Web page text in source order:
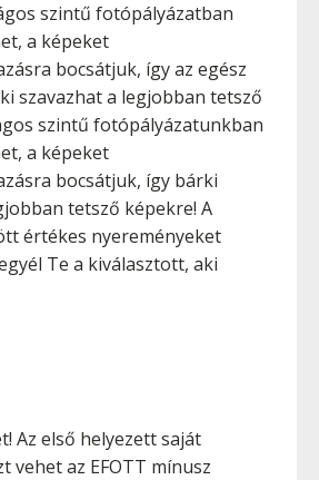
szintű fotópályázatban
a képeket
bocsátjuk, így az egész
szavazhat a legjobban tetsző
szintű fotópályázatunkban
a képeket
bocsátjuk, így bárki
tetsző képekre! A
értékes nyereményeket
Te a kiválasztott, aki
Az első helyezett saját
vehet az EFOTT mínusz